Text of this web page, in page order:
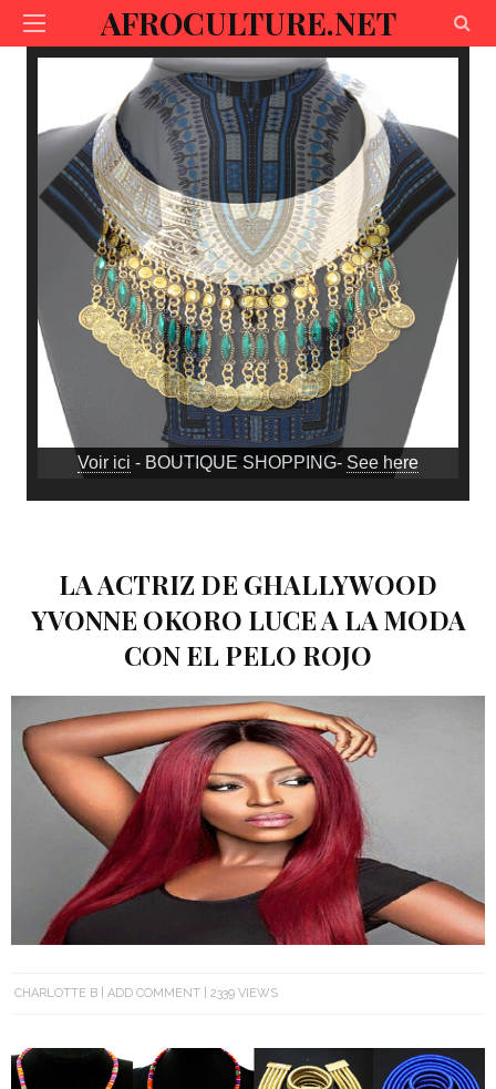
AFROCULTURE.NET
Voir ici - BOUTIQUE SHOPPING- See here
LA ACTRIZ DE GHALLYWOOD
YVONNE OKORO LUCE A LA MODA
CON EL PELO ROJO
CHARLOTTE B ADD COMMENT 2339 VIEWS